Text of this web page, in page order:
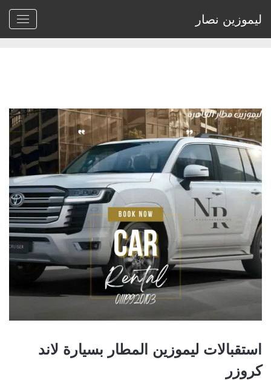
ليموزين نصار
Home
> Archive by tag خدمة ليموزين المطار"
استقبالات ليموزين المطار بسيارة لاند
كروزر